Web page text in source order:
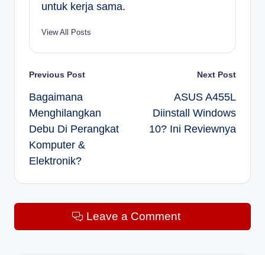
untuk kerja sama.
View All Posts
Post
navigation
Previous Post
Bagaimana
Menghilangkan
Debu Di Perangkat
Komputer &
Elektronik?
Next Post
ASUS A455L
Diinstall Windows
10? Ini Reviewnya
Leave a Comment